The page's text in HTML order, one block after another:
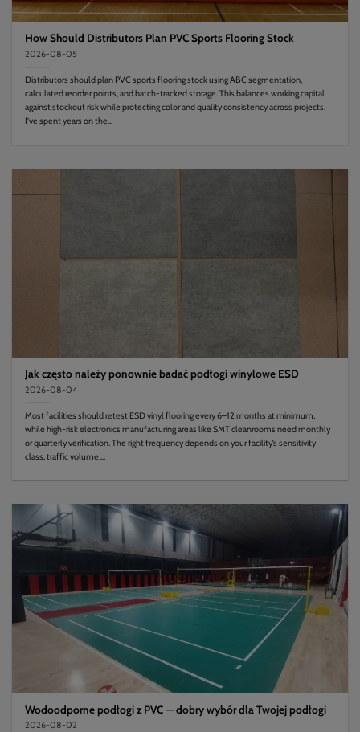
How Should Distributors Plan PVC Sports Flooring Stock
2026-08-05
Distributors should plan PVC sports flooring stock using ABC segmentation,
calculated reorder points, and batch-tracked storage. This balances working capital
against stockout risk while protecting color and quality consistency across projects.
I’ve spent years on the...
Jak często należy ponownie badać podłogi winylowe ESD
2026-08-04
Most facilities should retest ESD vinyl flooring every 6–12 months at minimum,
while high-risk electronics manufacturing areas like SMT cleanrooms need monthly
or quarterly verification. The right frequency depends on your facility’s sensitivity
class, traffic volume,...
Wodoodporne podłogi z PVC — dobry wybór dla Twojej podłogi
2026-08-02